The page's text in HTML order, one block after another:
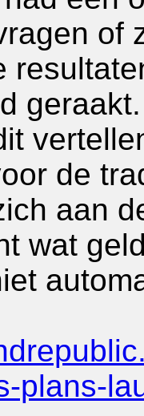
of
geraakt.
de
aan
wat
plans-